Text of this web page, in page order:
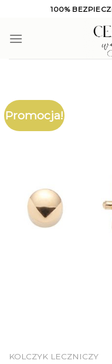
content
100%
Promocja!
KOLCZYK LECZNICZY